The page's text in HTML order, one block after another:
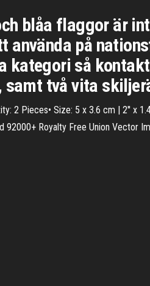
blåa flaggor är
på
kategori så
två vita
2 Pieces• Size: 5 x 3.6 cm | 2'' x
92000+ Royalty Free Union Vector